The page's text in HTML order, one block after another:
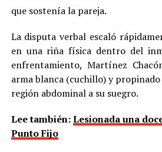
que sostenía la pareja.
La disputa verbal escaló
en una riña física dentro del
enfrentamiento, Martínez
arma blanca (cuchillo) y
región abdominal a su suegro.
Lee también:Lesionada una
Punto Fijo